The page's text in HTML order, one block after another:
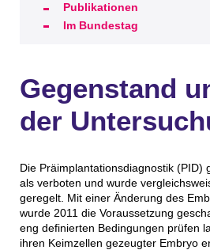
Publikationen
Im Bundestag
Gegenstand
der
Die Präimplantationsdiagnostik (PID)
als verboten und wurde
geregelt. Mit einer Änderung des
wurde 2011 die Voraussetzung
eng definierten Bedingungen prüfen
ihren Keimzellen gezeugter Embryo